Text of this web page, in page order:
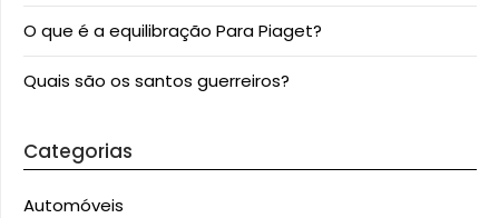
O que é a equilibração Para Piaget?
Quais são os santos guerreiros?
Categorias
Automóveis